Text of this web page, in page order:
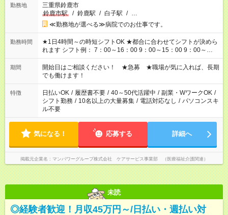
勤務地
三重県鈴鹿市
鈴鹿市駅
/ 鈴鹿駅 / 白子駅 / …
≪勤務地が選べる≫病院でのお仕事です。
勤務時間
★1日4時間～の時短シフトOK ★都合に合わせてシフトが決めら
れます シフト例： 7：00～16：00 9：00～15：00 9：00～
18：00 11：00～20：00 など ※Wワークの場合、他のお仕事と
合わせ週40時間超の就業はご案内できません ※法令に基づき、
週20時間以上勤務は社会保険への加入対象となります ※労働者
派遣法（日雇い派遣の原則禁止）により、短時間・短期間の就
業はご案内が難しい場合があります
期間
開始日はご相談ください！ ★急募 ★職場が気に入れば、長期
でも働けます！
特徴 日払いOK / 履歴書不要 / 40～50代活躍中 / 副業・WワークOK /
シフト勤務 / 10名以上の大量募集 / 電話対応なし / パソコンスキ
ル不要
気になる！ 応募する 詳細へ
掲載元企業名 マンパワーグループ株式会社 ケアサービス事業部 （医療福祉介護関連）
未読
◎経験者歓迎！月収45万円～/日払い・週払い対